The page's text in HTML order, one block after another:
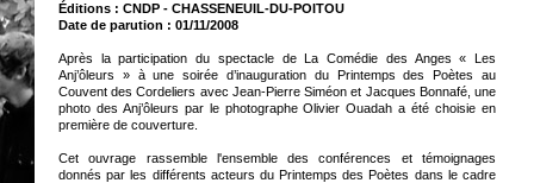
Éditions : CNDP - CHASSENEUIL-DU-POITOU
Date de parution : 01/11/2008
Après la participation du spectacle de La Comédie des Anges « Les
Anj’ôleurs » à une soirée d’inauguration du Printemps des Poètes au
Couvent des Cordeliers avec Jean-Pierre Siméon et Jacques Bonnafé, une
photo des Anj’ôleurs par le photographe Olivier Ouadah a été choisie en
première de couverture.
Cet ouvrage rassemble l'ensemble des conférences et témoignages
donnés par les différents acteurs du Printemps des Poètes dans le cadre